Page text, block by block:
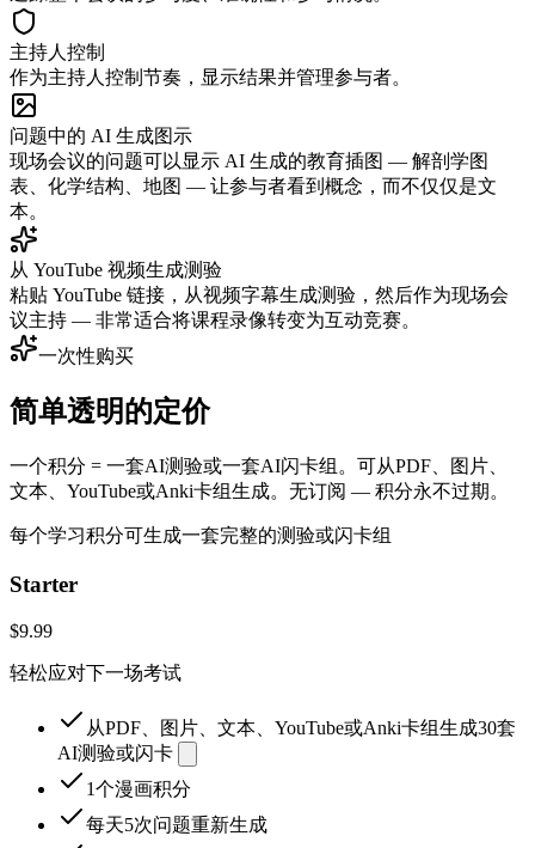
主持人控制
作为主持人控制节奏，显示结果并管理参与者。
问题中的 AI 生成图示
现场会议的问题可以显示 AI 生成的教育插图 — 解剖学图
表、化学结构、地图 — 让参与者看到概念，而不仅仅是文
本。
从 YouTube 视频生成测验
粘贴 YouTube 链接，从视频字幕生成测验，然后作为现场会
议主持 — 非常适合将课程录像转变为互动竞赛。
一次性购买
简单透明的定价
一个积分 = 一套AI测验或一套AI闪卡组。可从PDF、图片、
文本、YouTube或Anki卡组生成。无订阅 — 积分永不过期。
每个学习积分可生成一套完整的测验或闪卡组
Starter
$9.99
轻松应对下一场考试
从PDF、图片、文本、YouTube或Anki卡组生成30套
AI测验或闪卡
1个漫画积分
每天5次问题重新生成